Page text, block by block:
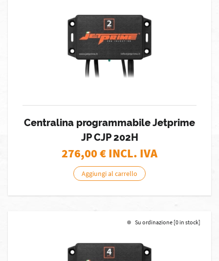
Centralina programmabile Jetprime
JP CJP 202H
276,00€ INCL. IVA
Aggiungi al carrello
Su ordinazione [0 in stock]